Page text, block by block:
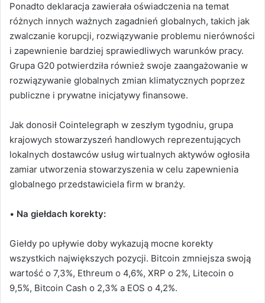
Ponadto deklaracja zawierała oświadczenia na temat
różnych innych ważnych zagadnień globalnych, takich jak
zwalczanie korupcji, rozwiązywanie problemu nierówności
i zapewnienie bardziej sprawiedliwych warunków pracy.
Grupa G20 potwierdziła również swoje zaangażowanie w
rozwiązywanie globalnych zmian klimatycznych poprzez
publiczne i prywatne inicjatywy finansowe.
Jak donosił Cointelegraph w zeszłym tygodniu, grupa
krajowych stowarzyszeń handlowych reprezentujących
lokalnych dostawców usług wirtualnych aktywów ogłosiła
zamiar utworzenia stowarzyszenia w celu zapewnienia
globalnego przedstawiciela firm w branży.
• Na giełdach korekty:
Giełdy po upływie doby wykazują mocne korekty
wszystkich największych pozycji. Bitcoin zmniejsza swoją
wartość o 7,3%, Ethreum o 4,6%, XRP o 2%, Litecoin o
9,5%, Bitcoin Cash o 2,3% a EOS o 4,2%.